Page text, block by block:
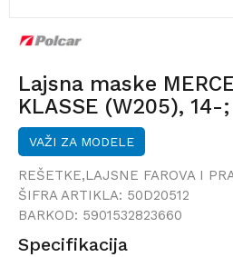
Lajsna maske
KLASSE (W205), 14-;
VAŽI ZA MODELE
REŠETKE,LAJSNE FAROVA I
ŠIFRA ARTIKLA: 50D20512
BARKOD: 5901532823660
Specifikacija